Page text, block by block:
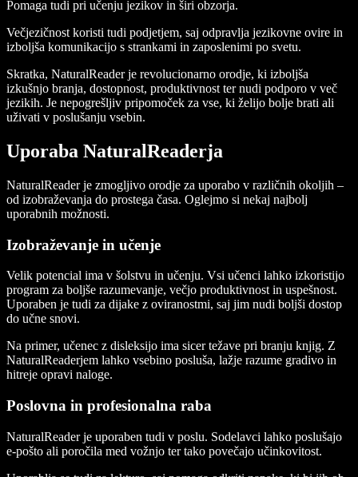
Pomaga tudi pri učenju jezikov in širi obzorja.
Večjezičnost koristi tudi podjetjem, saj odpravlja jezikovne ovire in
izboljša komunikacijo s strankami in zaposlenimi po svetu.
Skratka, NaturalReader je revolucionarno orodje, ki izboljša
izkušnjo branja, dostopnost, produktivnost ter nudi podporo v več
jezikih. Je nepogrešljiv pripomoček za vse, ki želijo bolje brati ali
uživati v poslušanju vsebin.
Uporaba NaturalReaderja
NaturalReader je zmogljivo orodje za uporabo v različnih okoljih –
od izobraževanja do prostega časa. Oglejmo si nekaj najbolj
uporabnih možnosti.
Izobraževanje in učenje
Velik potencial ima v šolstvu in učenju. Vsi učenci lahko izkoristijo
program za boljše razumevanje, večjo produktivnost in uspešnost.
Uporaben je tudi za dijake z oviranostmi, saj jim nudi boljši dostop
do učne snovi.
Na primer, učenec z disleksijo ima sicer težave pri branju knjig. Z
NaturalReaderjem lahko vsebino posluša, lažje razume gradivo in
hitreje opravi naloge.
Poslovna in profesionalna raba
NaturalReader je uporaben tudi v poslu. Sodelavci lahko poslušajo
e-pošto ali poročila med vožnjo ter tako povečajo učinkovitost.